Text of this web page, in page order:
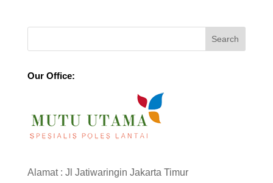
Our Office:
Alamat : Jl Jatiwaringin Jakarta Timur